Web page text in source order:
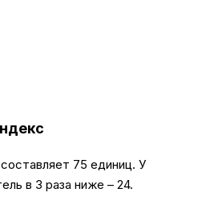
75 единиц. У
в 3 раза ниже – 24.